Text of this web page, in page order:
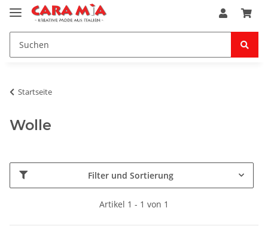
Startseite
Wolle
Filter und Sortierung
Artikel 1 - 1 von 1